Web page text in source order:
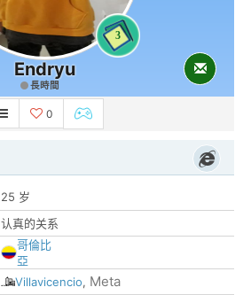
3
Endryu
長時間
0
25 岁
认真的关系
哥倫比
亞
Villavicencio, Meta